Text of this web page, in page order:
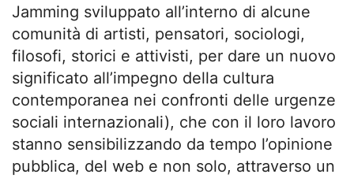
Jamming sviluppato all’interno di alcune
comunità di artisti, pensatori, sociologi,
filosofi, storici e attivisti, per dare un nuovo
significato all’impegno della cultura
contemporanea nei confronti delle urgenze
sociali internazionali), che con il loro lavoro
stanno sensibilizzando da tempo l’opinione
pubblica, del web e non solo, attraverso un